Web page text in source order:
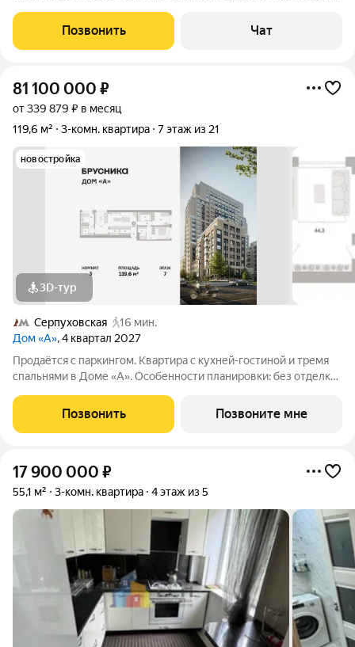
Pайон с paзвитой инфpacтpуктуpoй pядом шкoлы, cады, TЦ
«Mегa Бeлaя Дaчa» и
Позвонить Чат
81 100 000 ₽
от 339 879 ₽ в месяц
119,6 м²
3-комн. квартира 7 этаж из 21
новостройка
3D-тур
Серпуховская
16 мин.
Дом «А», 4 квартал 2027
Продаётся с паркингом. Квартира с кухней-гостиной и тремя
спальнями в Доме «А». Особенности планировки: без отделки,
стороны, постирочная, разнесённые спальни. Срок сдачи IV кв.
2027 Дом А -
Позвонить Позвоните мне
17 900 000 ₽
55,1 м² 3-комн. квартира 4 этаж из 5